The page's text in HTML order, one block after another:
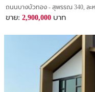
ถนนบางบัวทอง - สุพรรณ 340, ละ
ขาย: 2,900,000 บาท